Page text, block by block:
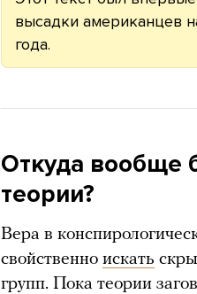
высадки американцев
года.
Откуда вообще
теории?
Вера в
свойственно искать
групп. Пока теории